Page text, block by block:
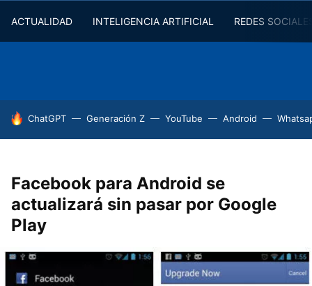
ACTUALIDAD INTELIGENCIA ARTIFICIAL REDES
HOY SE HABLA DE
ChatGPT Generación Z YouTube Android
Facebook para Android se
actualizará sin pasar por Google
Play